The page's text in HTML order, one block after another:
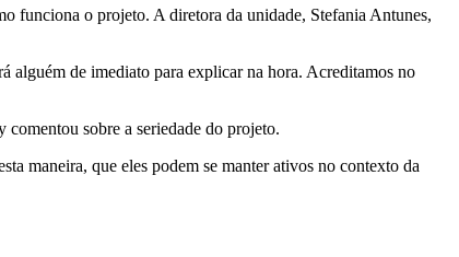
funciona o projeto. A diretora da unidade, Stefania Antunes,
alguém de imediato para explicar na hora. Acreditamos no
sobre a seriedade do projeto.
maneira, que eles podem se manter ativos no contexto da